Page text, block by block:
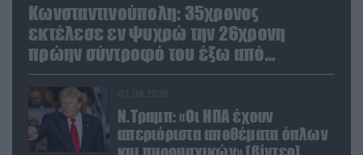
Κωνσταντινούπολη: 35χρονος
εκτέλεσε εν ψυχρώ την 26χρονη
πρώην σύντροφό του έξω από
φαρμακείο (βίντεο)
Ν.Τραμπ: «Οι ΗΠΑ έχουν
απεριόριστα αποθέματα όπλων